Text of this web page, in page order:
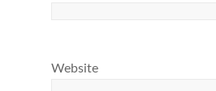
Website